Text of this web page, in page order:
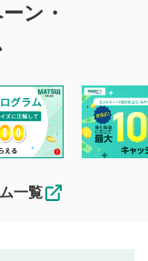
意
およびコメントの
をご理解のうえ、
。
なるコメントをお
れたものとみなし
ン・
一覧